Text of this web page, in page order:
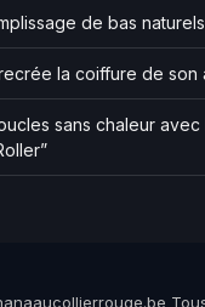
de bas
la coiffure de son
sans chaleur avec